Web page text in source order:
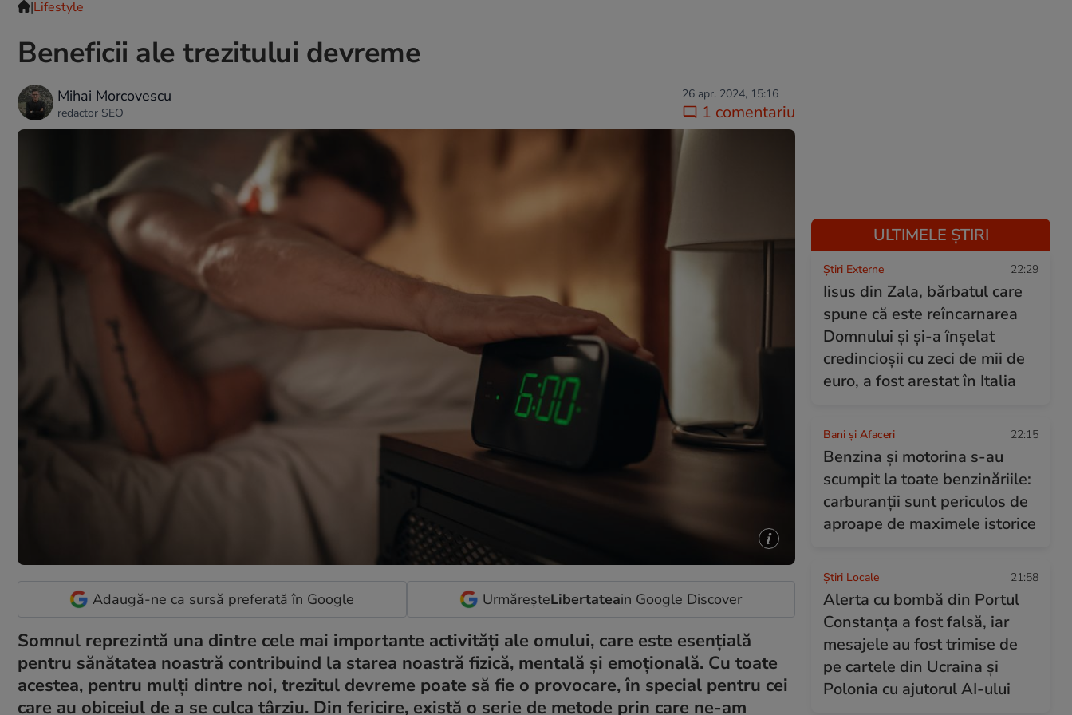
|Lifestyle
Beneficii ale trezitului devreme
Mihai Morcovescu
redactor SEO
26 apr. 2024, 15:16
1 comentariu
Adaugă-ne ca sursă preferată în Google UrmăreșteLibertateain Google Discover
Somnul reprezintă una dintre cele mai importante activități ale omului, care este esențială
pentru sănătatea noastră contribuind la starea noastră fizică, mentală și emoțională. Cu toate
acestea, pentru mulți dintre noi, trezitul devreme poate să fie o provocare, în special pentru cei
care au obiceiul de a se culca târziu. Din fericire, există o serie de metode prin care ne-am
ULTIMELE ȘTIRI
Știri Externe 22:29
Iisus din Zala, bărbatul care
spune că este reîncarnarea
Domnului și și-a înșelat
credincioșii cu zeci de mii de
euro, a fost arestat în Italia
Bani și Afaceri 22:15
Benzina și motorina s-au
scumpit la toate benzinăriile:
carburanții sunt periculos de
aproape de maximele istorice
Știri Locale 21:58
Alerta cu bombă din Portul
Constanța a fost falsă, iar
mesajele au fost trimise de
pe cartele din Ucraina și
Polonia cu ajutorul AI-ului